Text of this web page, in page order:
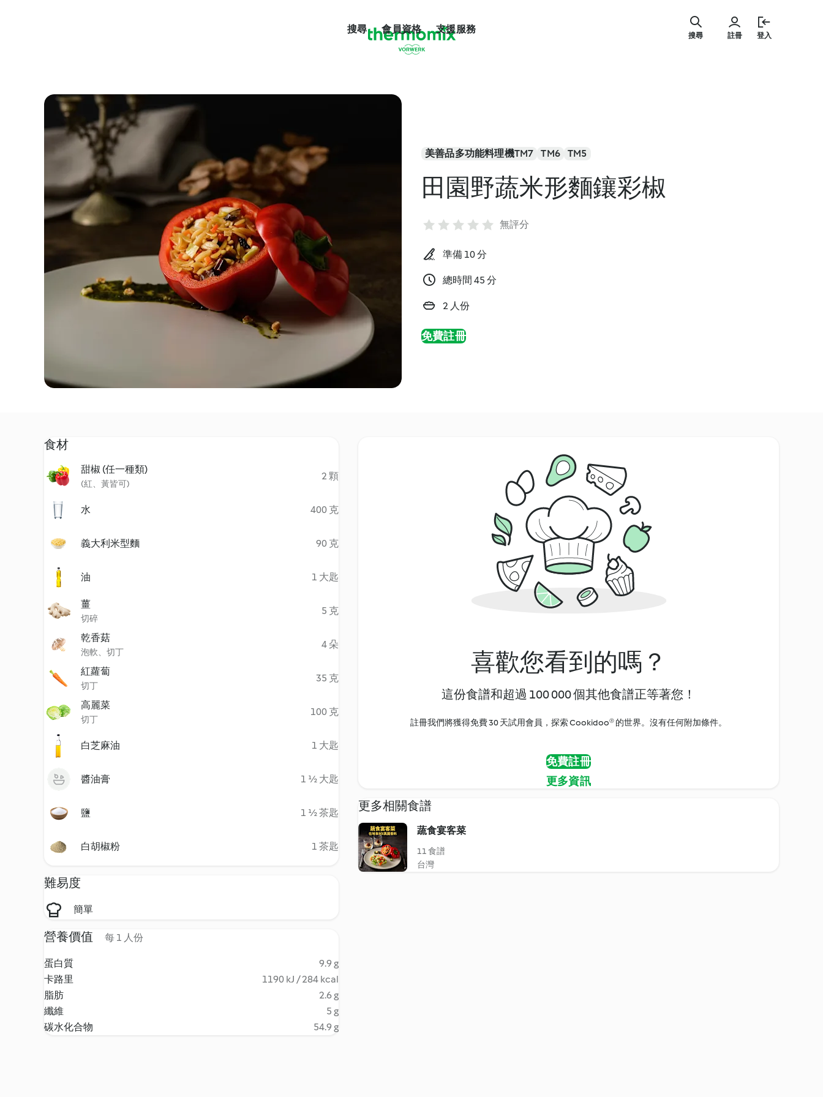
搜尋 會員資格 支援服務
註冊 登入
搜尋
美善品多功能料理機TM7 TM6 TM5
田園野蔬米形麵鑲彩椒
無評分
準備 10 分
總時間 45 分
2 人份
免費註冊
食材
甜椒 (任一種類)
(紅、黃皆可)
2 顆
水 400 克
義大利米型麵 90 克
油 1 大匙
薑
切碎
5 克
乾香菇
泡軟、切丁
4 朵
紅蘿蔔
切丁
35 克
高麗菜
切丁
100 克
白芝麻油 1 大匙
醬油膏 1 ½ 大匙
鹽 1 ½ 茶匙
白胡椒粉 1 茶匙
難易度
簡單
營養價值 每 1 人份
蛋白質
9.9 g
卡路里
1190 kJ / 284 kcal
脂肪
2.6 g
纖維
5 g
碳水化合物
54.9 g
喜歡您看到的嗎？
這份食譜和超過 100 000 個其他食譜正等著您！
註冊我們將獲得免費 30 天試用會員，探索 Cookidoo® 的世界。沒有任何附加條件。
免費註冊
更多資訊
更多相關食譜
蔬食宴客菜
11 食譜
台灣